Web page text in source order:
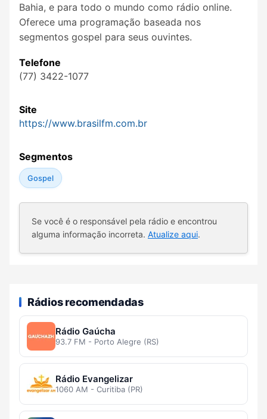
Bahia, e para todo o mundo como rádio online.
Oferece uma programação baseada nos
segmentos gospel para seus ouvintes.
Telefone
(77) 3422-1077
Site
https://www.brasilfm.com.br
Segmentos
Gospel
Se você é o responsável pela rádio e encontrou
alguma informação incorreta. Atualize aqui.
Rádios recomendadas
Rádio Gaúcha
93.7 FM - Porto Alegre (RS)
Rádio Evangelizar
1060 AM - Curitiba (PR)